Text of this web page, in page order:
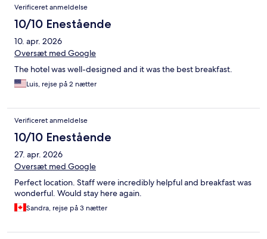
Verificeret anmeldelse
10/10 Enestående
10. apr. 2026
Oversæt med Google
The hotel was well-designed and it was the best breakfast.
Luis, rejse på 2 nætter
Verificeret anmeldelse
10/10 Enestående
27. apr. 2026
Oversæt med Google
Perfect location. Staff were incredibly helpful and breakfast was
wonderful. Would stay here again.
Sandra, rejse på 3 nætter